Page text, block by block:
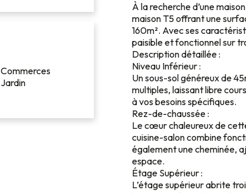
Commerces
Jardin
À la recherche d’une
maison T5 offrant une
160m². Avec ses
paisible et fonctionnel sur
Description détaillée :
Niveau Inférieur :
Un sous-sol généreux de
multiples, laissant libre
à vos besoins spécifiques.
Rez-de-chaussée :
Le cœur chaleureux de
cuisine-salon combine
également une cheminée,
espace.
Étage Supérieur :
L’étage supérieur abrite